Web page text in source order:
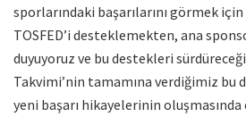
sporlarındaki başarılarını görmek için
TOSFED’i desteklemekten, ana
duyuyoruz ve bu destekleri
Takvimi’nin tamamına verdiğimiz bu
yeni başarı hikayelerinin oluşmasında